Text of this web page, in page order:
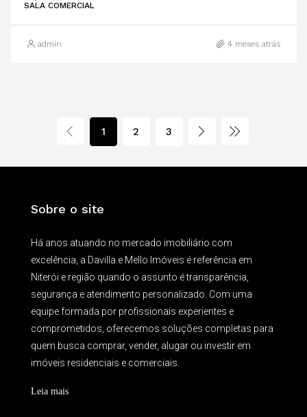
SALA COMERCIAL
admin 4 meses atrás
1 2 3
Sobre o site
Há anos atuando no mercado imobiliário com
excelência, a Davilla e Mello Imóveis é referência em
Niterói e região quando o assunto é transparência,
segurança e atendimento personalizado. Com uma
equipe formada por profissionais experientes e
comprometidos, oferecemos soluções completas para
quem busca comprar, vender, alugar ou investir em
imóveis residenciais e comerciais.
Leia mais